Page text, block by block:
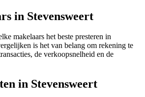
in Stevensweert
makelaars het beste presteren in
is het van belang om rekening te
de verkoopsnelheid en de
in Stevensweert